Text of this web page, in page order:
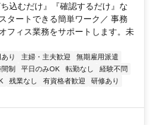
込むだけ』『確認するだけ』な
タートできる簡単ワーク／ 事務
フィス業務をサポートします。未
り 主婦・主夫歓迎
無期雇用派遣
制 平日のみOK 転勤なし
経験不問
残業なし 有資格者歓迎
研修あり